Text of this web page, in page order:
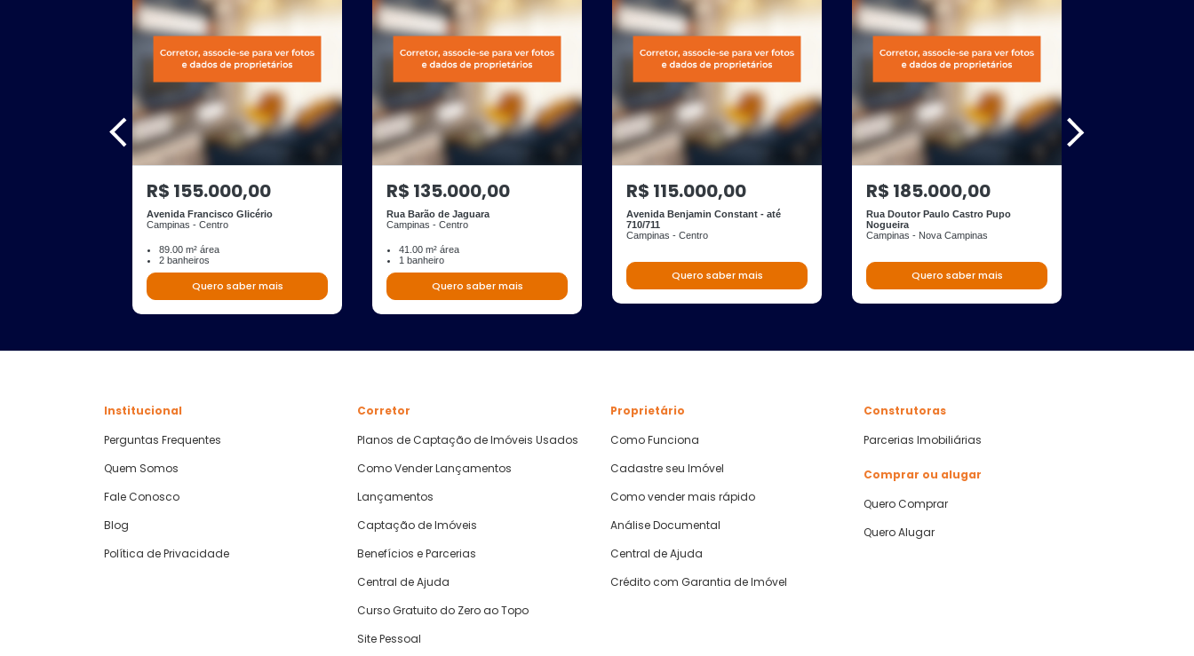
R$ 155.000,00
Avenida Francisco Glicério
Campinas - Centro
89.00 m² área
2 banheiros
Quero saber mais
R$ 135.000,00
Rua Barão de Jaguara
Campinas - Centro
41.00 m² área
1 banheiro
Quero saber mais
R$ 115.000,00
Avenida Benjamin Constant - até
710/711
Campinas - Centro
Quero saber mais
R$ 185.000,00
Rua Doutor Paulo Castro Pupo
Nogueira
Campinas - Nova Campinas
Quero saber mais
Institucional
Perguntas Frequentes
Quem Somos
Fale Conosco
Blog
Política de Privacidade
Corretor
Planos de Captação de Imóveis Usados
Como Vender Lançamentos
Lançamentos
Captação de Imóveis
Benefícios e Parcerias
Central de Ajuda
Curso Gratuito do Zero ao Topo
Site Pessoal
Proprietário
Como Funciona
Cadastre seu Imóvel
Como vender mais rápido
Análise Documental
Central de Ajuda
Crédito com Garantia de Imóvel
Construtoras
Parcerias Imobiliárias
Comprar ou alugar
Quero Comprar
Quero Alugar